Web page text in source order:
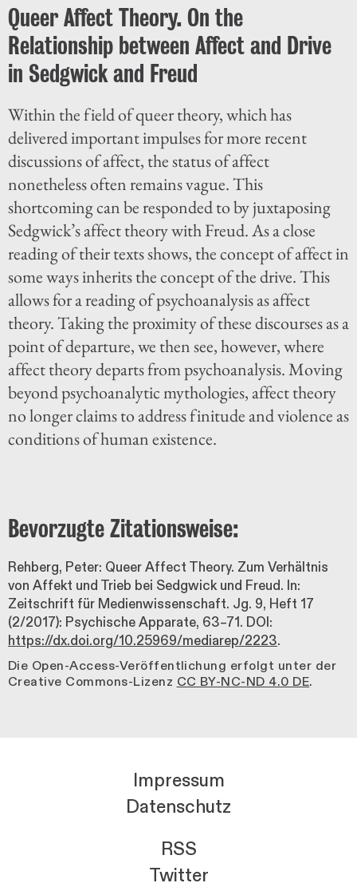
Queer Affect Theory. On the
Relationship between Affect and Drive
in Sedgwick and Freud
Within the field of queer theory, which has
delivered important impulses for more recent
discussions of affect, the status of affect
nonetheless often remains vague. This
shortcoming can be responded to by juxtaposing
Sedgwick’s affect theory with Freud. As a close
reading of their texts shows, the concept of affect in
some ways inherits the concept of the drive. This
allows for a reading of psychoanalysis as affect
theory. Taking the proximity of these discourses as a
point of departure, we then see, however, where
affect theory departs from psychoanalysis. Moving
beyond psychoanalytic mythologies, affect theory
no longer claims to address finitude and violence as
conditions of human existence.
Bevorzugte Zitationsweise:
Rehberg, Peter: Queer Affect Theory. Zum Verhältnis
von Affekt und Trieb bei Sedgwick und Freud. In:
Zeitschrift für Medienwissenschaft. Jg. 9, Heft 17
(2/2017): Psychische Apparate, 63–71. DOI:
https://dx.doi.org/10.25969/mediarep/2223.
Die Open-Access-Veröffentlichung erfolgt unter der
Creative Commons-Lizenz CC BY-NC-ND 4.0 DE.
Impressum
Datenschutz
RSS
Twitter